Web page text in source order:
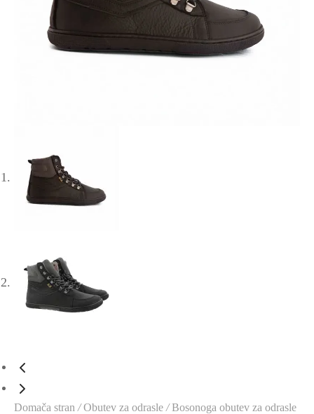
Domača stran / Obutev za odrasle / Bosonoga obutev za odrasle